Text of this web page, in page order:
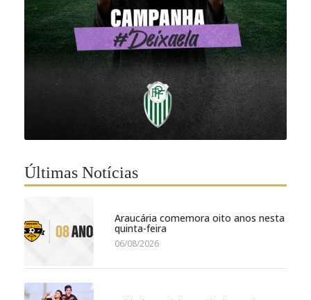
Últimas Notícias
Araucária comemora oito anos nesta
quinta-feira
06/08/2026